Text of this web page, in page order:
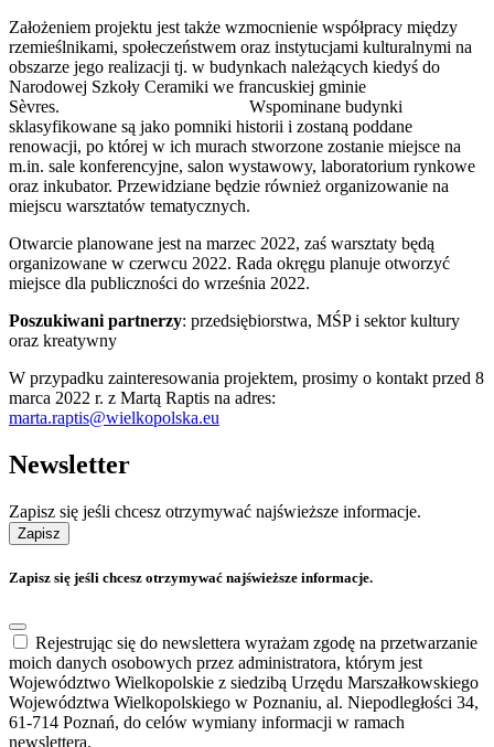
Założeniem projektu jest także wzmocnienie współpracy między
rzemieślnikami, społeczeństwem oraz instytucjami kulturalnymi na
obszarze jego realizacji tj. w budynkach należących kiedyś do
Narodowej Szkoły Ceramiki we francuskiej gminie
Sèvres. Wspominane budynki
sklasyfikowane są jako pomniki historii i zostaną poddane
renowacji, po której w ich murach stworzone zostanie miejsce na
m.in. sale konferencyjne, salon wystawowy, laboratorium rynkowe
oraz inkubator. Przewidziane będzie również organizowanie na
miejscu warsztatów tematycznych.
Otwarcie planowane jest na marzec 2022, zaś warsztaty będą
organizowane w czerwcu 2022. Rada okręgu planuje otworzyć
miejsce dla publiczności do września 2022.
Poszukiwani partnerzy: przedsiębiorstwa, MŚP i sektor kultury
oraz kreatywny
W przypadku zainteresowania projektem, prosimy o kontakt przed 8
marca 2022 r. z Martą Raptis na adres:
marta.raptis@wielkopolska.eu
Newsletter
Zapisz się jeśli chcesz otrzymywać najświeższe informacje.
Zapisz
Zapisz się jeśli chcesz otrzymywać najświeższe informacje.
Rejestrując się do newslettera wyrażam zgodę na przetwarzanie
moich danych osobowych przez administratora, którym jest
Województwo Wielkopolskie z siedzibą Urzędu Marszałkowskiego
Województwa Wielkopolskiego w Poznaniu, al. Niepodległości 34,
61-714 Poznań, do celów wymiany informacji w ramach
newslettera.